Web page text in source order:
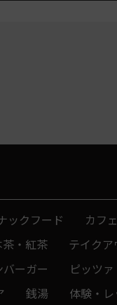
ックフード カフェ
茶・紅茶 テイクア
バーガー ピッツァ
銭湯 体験・